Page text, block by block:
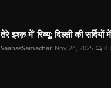
तेरे इश्क़ में’ रिव्यू: दिल्ली की सर्दियों
SaahasSamachar Nov 24, 2025 0